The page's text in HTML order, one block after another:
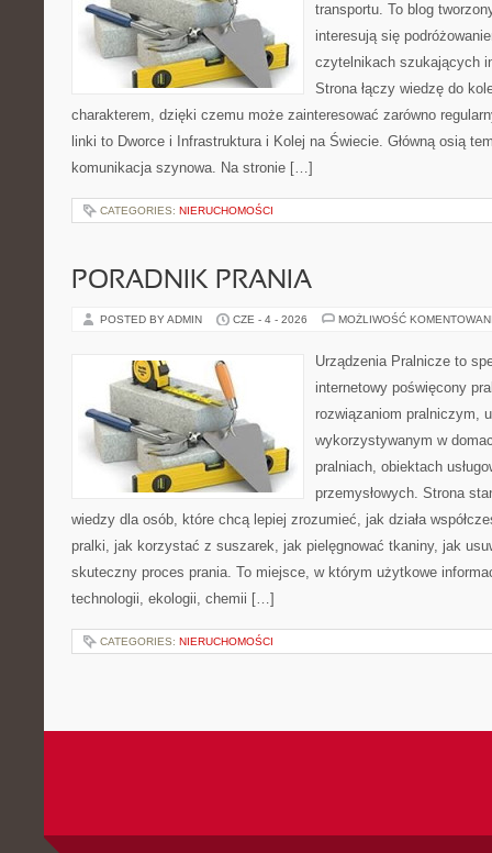
transportu. To blog
interesują się
czytelnikach szukających
Strona łączy wiedzę do
charakterem, dzięki czemu może zainteresować zarówno
linki to Dworce i Infrastruktura i Kolej na Świecie. Główną osią
komunikacja szynowa. Na stronie […]
CATEGORIES: NIERUCHOMOŚCI
PORADNIK PRANIA
POSTED BY ADMIN CZE - 4 - 2026 MOŻLIWOŚĆ
Urządzenia Pralnicze to
internetowy poświęcony
rozwiązaniom pralniczym,
wykorzystywanym w
pralniach, obiektach
przemysłowych. Strona
wiedzy dla osób, które chcą lepiej zrozumieć, jak działa
pralki, jak korzystać z suszarek, jak pielęgnować tkaniny, jak
skuteczny proces prania. To miejsce, w którym użytkowe
technologii, ekologii, chemii […]
CATEGORIES: NIERUCHOMOŚCI